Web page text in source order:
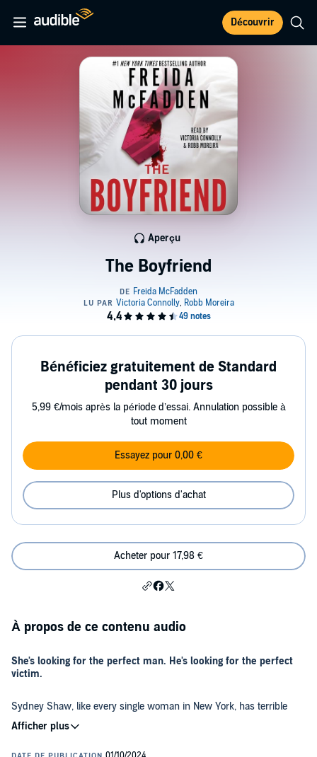
Découvrir
The Boyfriend
Aperçu
Bénéficiez gratuitement de Standard
pendant 30 jours
5,99 €/mois après la période d’essai. Annulation possible à
tout moment
Essayez pour 0,00 €
Plus d'options d'achat
Acheter pour 17,98 €
À propos de ce contenu audio
She's looking for the perfect man. He's looking for the perfect
victim.
Sydney Shaw, like every single woman in New York, has terrible
luck with dating. She's seen it all: men who lie in their dating profile,
men who stick her with the dinner bill, and worst of all, men who